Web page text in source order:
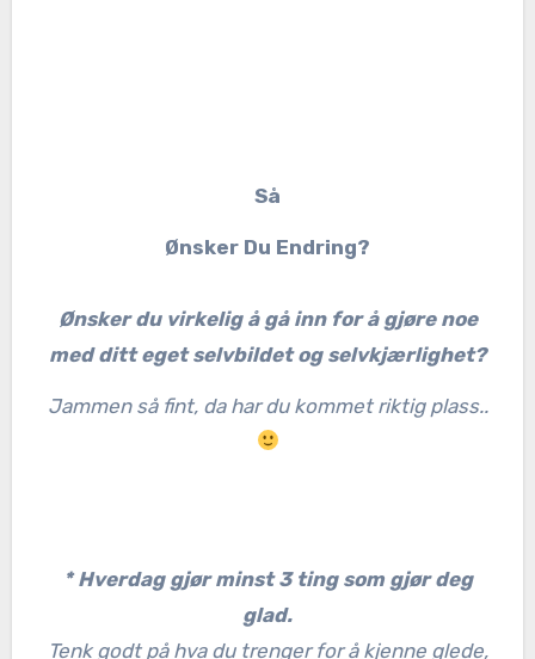
Så
Ønsker Du Endring?
Ønsker du virkelig å gå inn for å gjøre noe
med ditt eget selvbildet og selvkjærlighet?
Jammen så fint, da har du kommet riktig plass..
* Hverdag gjør minst 3 ting som gjør deg
glad.
Tenk godt på hva du trenger for å kjenne glede,